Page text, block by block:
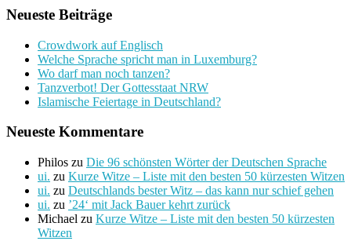
Neueste Beiträge
Crowdwork auf Englisch
Welche Sprache spricht man in Luxemburg?
Wo darf man noch tanzen?
Tanzverbot! Der Gottesstaat NRW
Islamische Feiertage in Deutschland?
Neueste Kommentare
Philos zu Die 96 schönsten Wörter der Deutschen Sprache
ui. zu Kurze Witze – Liste mit den besten 50 kürzesten Witzen
ui. zu Deutschlands bester Witz – das kann nur schief gehen
ui. zu ’24‘ mit Jack Bauer kehrt zurück
Michael zu Kurze Witze – Liste mit den besten 50 kürzesten
Witzen